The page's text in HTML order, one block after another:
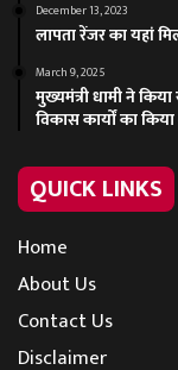
December 13, 2023
लापता रेंजर का यहां
March 9, 2025
मुख्यमंत्री धामी ने
विकास कार्यों का
QUICK LINKS
Home
About Us
Contact Us
Disclaimer